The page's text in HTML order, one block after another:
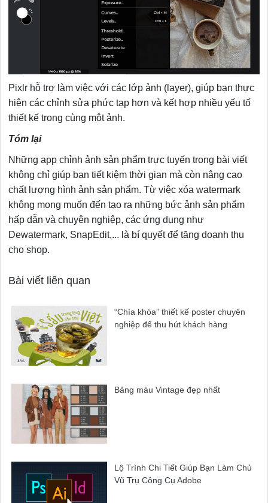
Pixlr hỗ trợ làm việc với các lớp ảnh (layer), giúp bạn thực
hiện các chỉnh sửa phức tạp hơn và kết hợp nhiều yếu tố
thiết kế trong cùng một ảnh.
Tóm lại
Những app chỉnh ảnh sản phẩm trực tuyến trong bài viết
không chỉ giúp bạn tiết kiệm thời gian mà còn nâng cao
chất lượng hình ảnh sản phẩm. Từ việc xóa watermark
không mong muốn đến tạo ra những bức ảnh sản phẩm
hấp dẫn và chuyên nghiệp, các ứng dụng như
Dewatermark, SnapEdit,... là bí quyết để tăng doanh thu
cho shop.
Bài viết liên quan
“Chìa khóa” thiết kế poster chuyên
nghiệp để thu hút khách hàng
Bảng màu Vintage đẹp nhất
Lộ Trình Chi Tiết Giúp Bạn Làm Chủ
Vũ Trụ Công Cụ Adobe